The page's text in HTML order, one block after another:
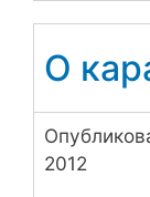
О
2012